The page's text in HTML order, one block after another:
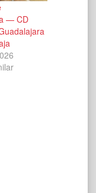
— CD